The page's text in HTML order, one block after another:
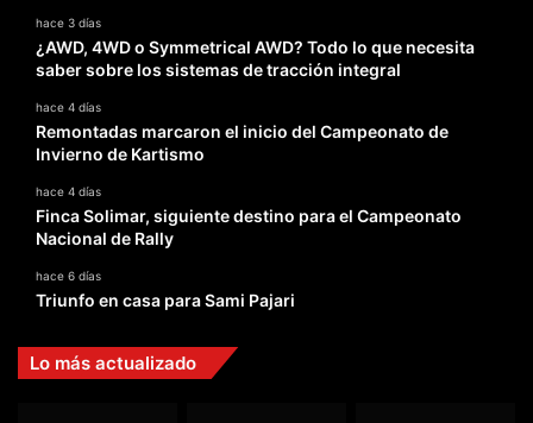
hace 3 días
¿AWD, 4WD o Symmetrical AWD? Todo lo que necesita
saber sobre los sistemas de tracción integral
hace 4 días
Remontadas marcaron el inicio del Campeonato de
Invierno de Kartismo
hace 4 días
Finca Solimar, siguiente destino para el Campeonato
Nacional de Rally
hace 6 días
Triunfo en casa para Sami Pajari
Lo más actualizado